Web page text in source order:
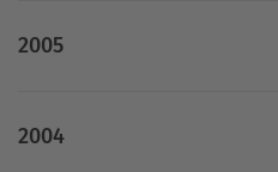
2005
2004